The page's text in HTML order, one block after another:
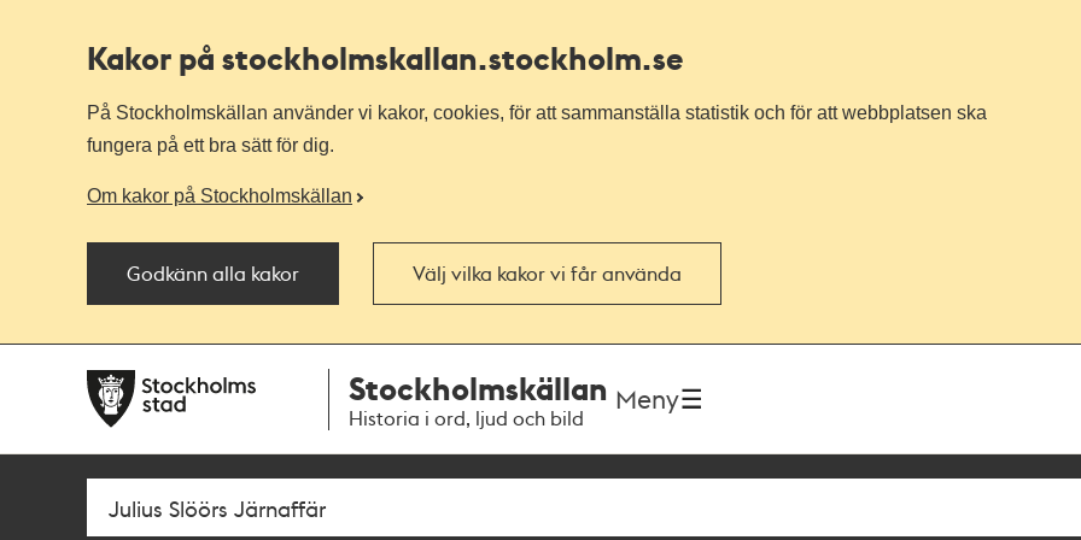
Kakor på stockholmskallan.stockholm.se
På Stockholmskällan använder vi kakor, cookies, för att sammanställa statistik och för att webbplatsen ska
fungera på ett bra sätt för dig.
Om kakor på Stockholmskällan
Godkänn alla kakor Välj vilka kakor vi får använda
navigationen
huvudinnehållet
Stockholmskällan
Historia i ord, ljud och bild
Meny
Sök